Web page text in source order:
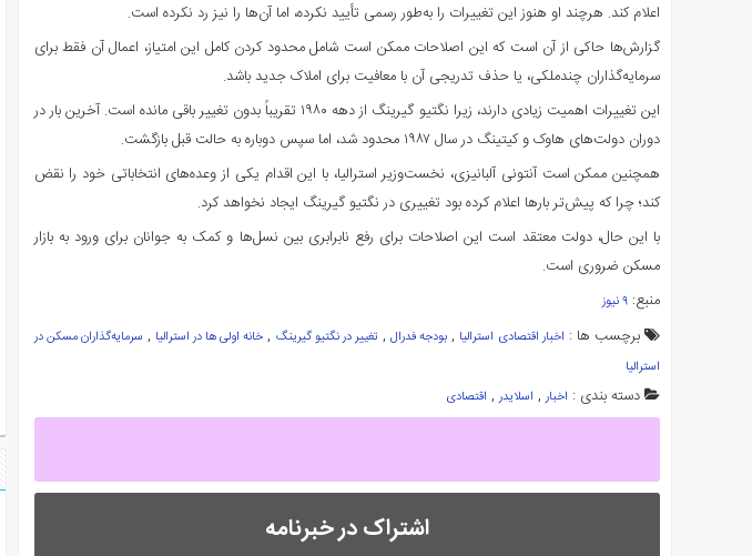
اعلام کند. هرچند او هنوز این تغییرات را به‌طور رسمی تأیید نکرده، اما آن‌ها را نیز رد نکرده است.
گزارش‌ها حاکی از آن است که این اصلاحات ممکن است شامل محدود کردن کامل این امتیاز، اعمال آن فقط برای
سرمایه‌گذاران چندملکی، یا حذف تدریجی آن با معافیت برای املاک جدید باشد.
این تغییرات اهمیت زیادی دارند، زیرا نگتیو گیرینگ از دهه ۱۹۸۰ تقریباً بدون تغییر باقی مانده است. آخرین بار در
دوران دولت‌های هاوک و کیتینگ در سال ۱۹۸۷ محدود شد، اما سپس دوباره به حالت قبل بازگشت.
همچنین ممکن استآنتونی آلبانیزی، نخست‌وزیر استرالیا، با این اقدام یکی از وعده‌های انتخاباتی خود را نقض
کند؛ چرا که پیش‌تر بارها اعلام کرده بود تغییری در نگتیو گیرینگ ایجاد نخواهد کرد.
با این حال، دولت معتقد است این اصلاحات برای رفع نابرابری بین نسل‌ها و کمک به جوانان برای ورود به بازار
مسکن ضروری است.
منبع: ۹ نیوز
برچسب ها : اخبار اقتصادی استرالیا , بودجه فدرال, تغییر در نگتیو گیرینگ , خانه اولی ها در استرالیا , سرمایه‌گذاران مسکن در
استرالیا
دسته بندی : اخبار, اسلایدر, اقتصادی
اشتراک در خبرنامه